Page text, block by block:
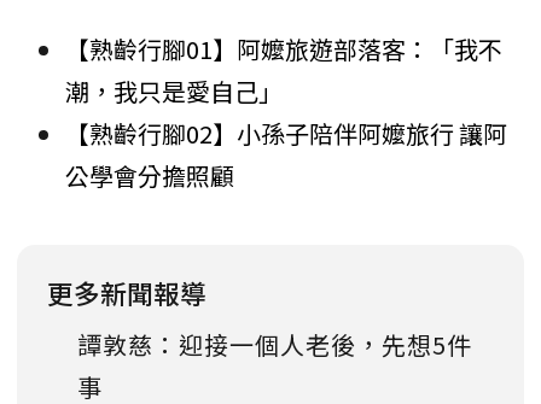
【熟齡行腳01】阿嬤旅遊部落客：「我不
潮，我只是愛自己」
【熟齡行腳02】小孫子陪伴阿嬤旅行 讓阿
公學會分擔照顧
更多新聞報導
譚敦慈：迎接一個人老後，先想5件
事